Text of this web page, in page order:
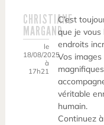
CHRISTIANE
MARGAND
le
18/08/2025
à
17h21
C’est
que je vous
endroits
Vos images
véritable
humain.
Continuez